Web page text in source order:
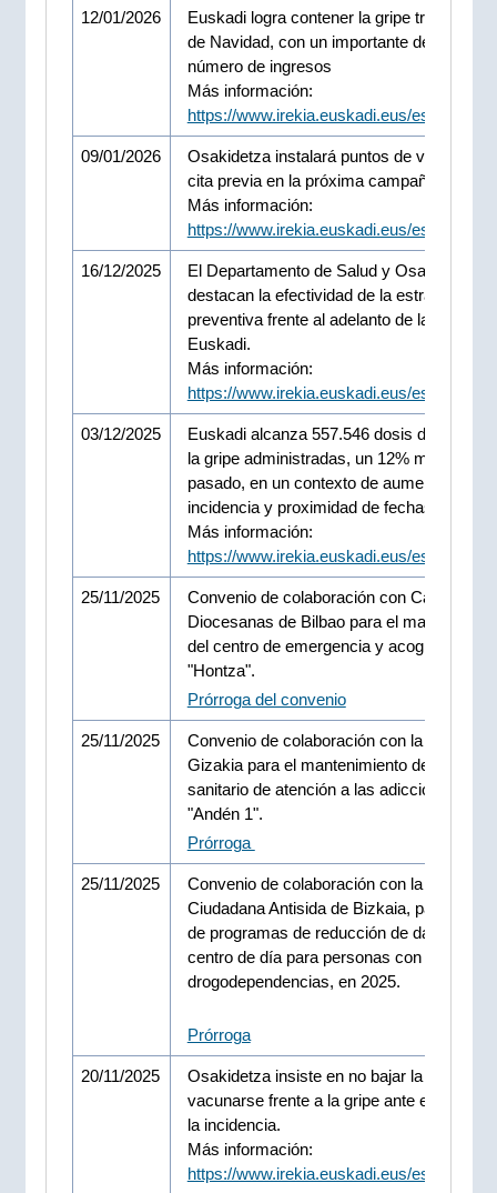
12/01/2026
Euskadi logra contener la gripe tras las
de Navidad, con un importante descenso
número de ingresos
Más información:
https://www.irekia.euskadi.eus/es/news/
09/01/2026
Osakidetza instalará puntos de
cita previa en la próxima campaña de la
Más información:
https://www.irekia.euskadi.eus/es/news/
16/12/2025
El Departamento de Salud y Osakidetza
destacan la efectividad de la estrategia
preventiva frente al adelanto de la gripe en
Euskadi.
Más información:
https://www.irekia.euskadi.eus/es/news/
03/12/2025
Euskadi alcanza 557.546 dosis de vacuna
la gripe administradas, un 12% más que el
pasado, en un contexto de aumento de la
incidencia y proximidad de fechas
Más información:
https://www.irekia.euskadi.eus/es/news/
25/11/2025
Convenio de colaboración con Cáritas
Diocesanas de Bilbao para el
del centro de emergencia y acogida
"Hontza".
Prórroga del convenio
25/11/2025
Convenio de colaboración con la
Gizakia para el mantenimiento del centro
sanitario de atención a las adicciones en
"Andén 1".
Prórroga
25/11/2025
Convenio de colaboración con la Comisión
Ciudadana Antisida de Bizkaia, para la
de programas de reducción de daños en el
centro de día para personas con
drogodependencias, en 2025.
Prórroga
20/11/2025
Osakidetza insiste en no bajar la guardia y
vacunarse frente a la gripe ante el
la incidencia.
Más información:
https://www.irekia.euskadi.eus/es/news/